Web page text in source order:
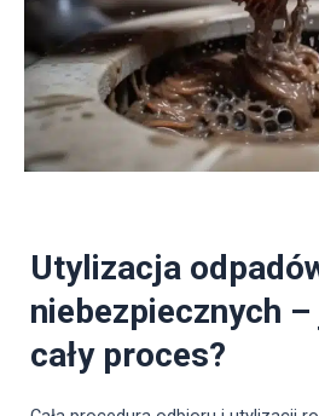
Utylizacja
niebezpiecznych
cały proces?